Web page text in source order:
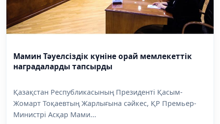
Мамин Тәуелсіздік күніне орай мемлекеттік
наградаларды тапсырды
Қазақстан Республикасының Президенті Қасым-
Жомарт Тоқаевтың Жарлығына сәйкес, ҚР Премьер-
Министрі Асқар Мами...